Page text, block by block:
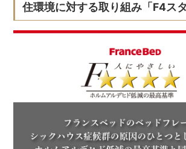
住環境に対する取り組み「F4スタ